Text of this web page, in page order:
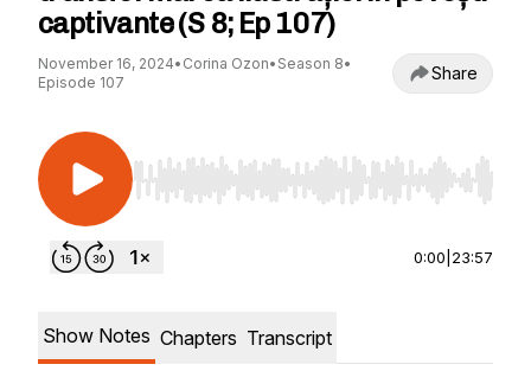
captivante (S 8; Ep 107)
November 16, 2024• Corina Ozon• Season 8•
Episode 107
Share
Use Left/Right to seek, Home/End to jump to
0:00 23:57
Show Notes Chapters Transcript